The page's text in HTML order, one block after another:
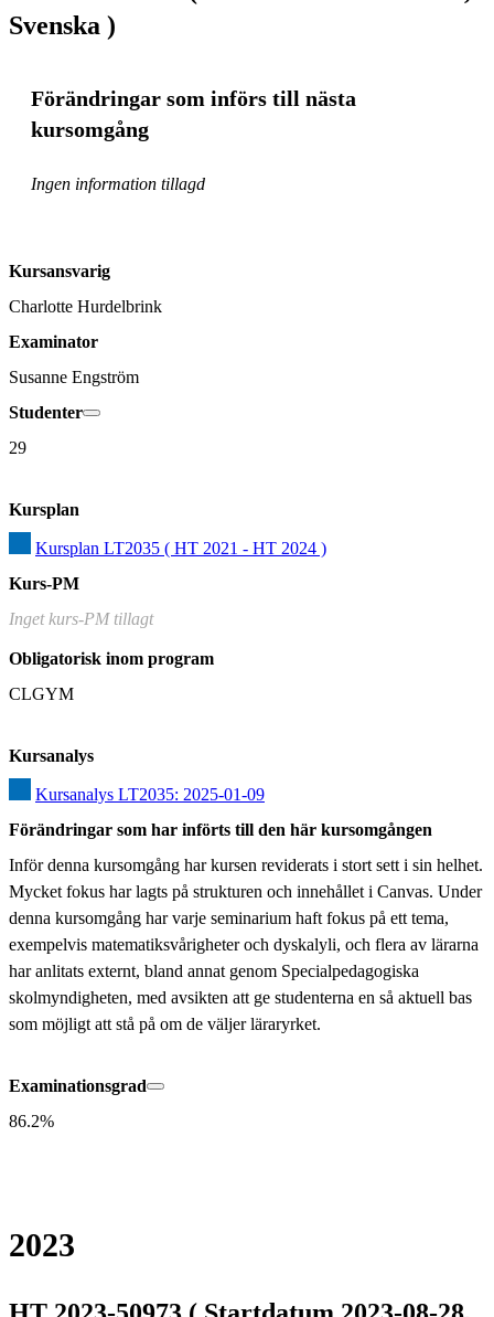
Svenska )
Förändringar som införs till nästa
kursomgång
Ingen information tillagd
Kursansvarig
Charlotte Hurdelbrink
Examinator
Susanne Engström
Studenter
29
Kursplan
Kursplan LT2035 ( HT 2021 - HT 2024 )
Kurs-PM
Inget kurs-PM tillagt
Obligatorisk inom program
CLGYM
Kursanalys
Kursanalys LT2035: 2025-01-09
Förändringar som har införts till den här kursomgången
Inför denna kursomgång har kursen reviderats i stort sett i sin helhet.
Mycket fokus har lagts på strukturen och innehållet i Canvas. Under
denna kursomgång har varje seminarium haft fokus på ett tema,
exempelvis matematiksvårigheter och dyskalyli, och flera av lärarna
har anlitats externt, bland annat genom Specialpedagogiska
skolmyndigheten, med avsikten att ge studenterna en så aktuell bas
som möjligt att stå på om de väljer läraryrket.
Examinationsgrad
86.2%
2023